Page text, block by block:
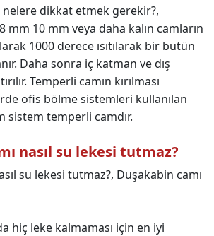
nelere dikkat etmek gerekir?,
mm 10 mm veya daha kalın camların
1000 derece ısıtılarak bir bütün
Daha sonra iç katman ve dış
Temperli camın kırılması
ofis bölme sistemleri kullanılan
sistem temperli camdır.
nasıl su lekesi tutmaz?
su lekesi tutmaz?, Duşakabin camı
hiç leke kalmaması için en iyi